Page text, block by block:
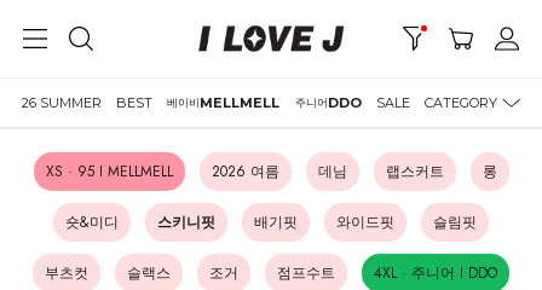
26 SUMMER BEST 베이비MELLMELL 주니어DDO SALE CATEGORY
XS · 95 I MELLMELL 2026 여름 데님 랩스커트 롱
숏&미디 스키니핏 배기핏 와이드핏 슬림핏
부츠컷 슬랙스 조거 점프수트 4XL · 주니어 I DDO